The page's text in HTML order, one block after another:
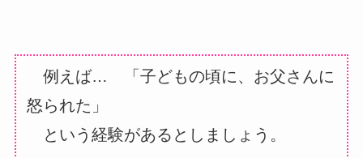
例えば…
「子どもの頃に、お父さんに
怒られた」
という経験があるとしましょう。